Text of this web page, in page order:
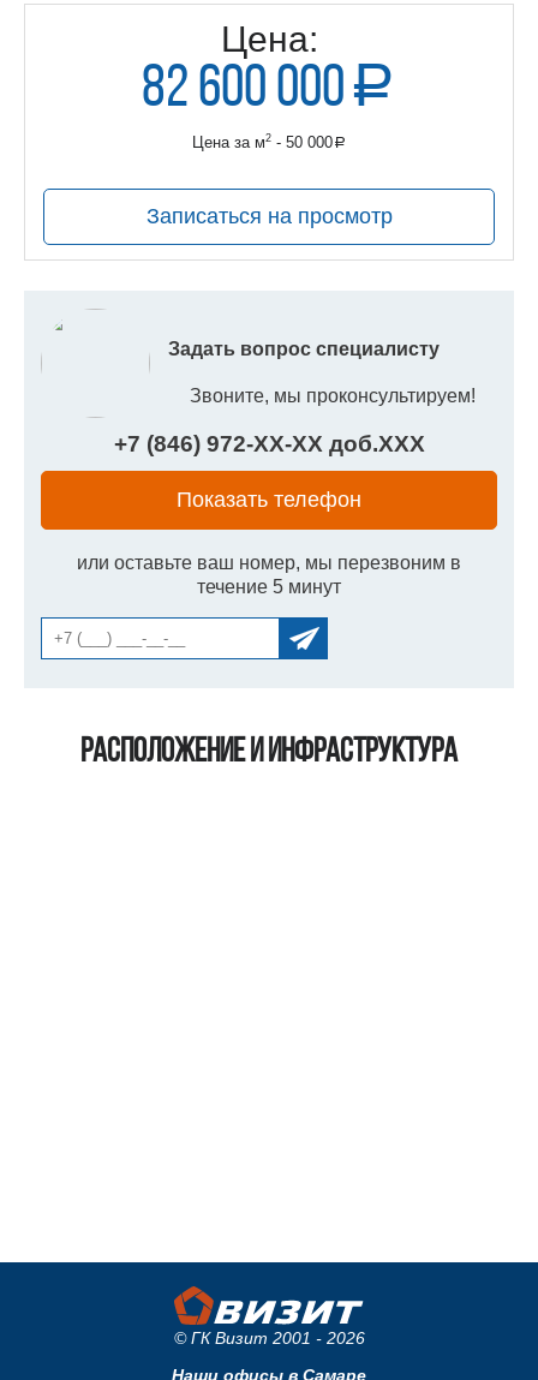
Цена:
82 600 000 a
руб.Цена за м2 - 50 000 a
Записаться на просмотр
Задать вопрос специалисту
Звоните, мы проконсультируем!
+7 (846) 972-XX-XX доб.XXX
Показать телефон
или оставьте ваш номер, мы перезвоним в
течение 5 минут
Расположение и инфраструктура
© ГК Визит 2001 - 2026
Наши офисы в Самаре